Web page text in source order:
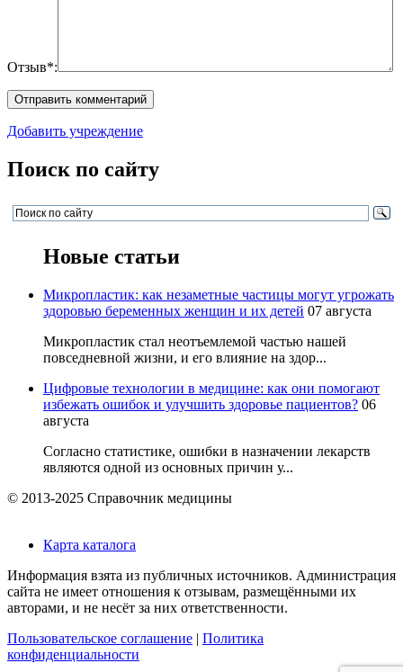
Отзыв*:
Добавить учреждение
Поиск по сайту
Новые статьи
Микропластик: как незаметные частицы могут угрожать
здоровью беременных женщин и их детей 07 августа
Микропластик стал неотъемлемой частью нашей
повседневной жизни, и его влияние на здор...
Цифровые технологии в медицине: как они помогают
избежать ошибок и улучшить здоровье пациентов? 06
августа
Согласно статистике, ошибки в назначении лекарств
являются одной из основных причин у...
© 2013-2025 Справочник медицины
Карта каталога
Информация взята из публичных источников. Администрация
сайта не имеет отношения к отзывам, размещёнными их
авторами, и не несёт за них ответственности.
Пользовательское соглашение | Политика
конфиденциальности